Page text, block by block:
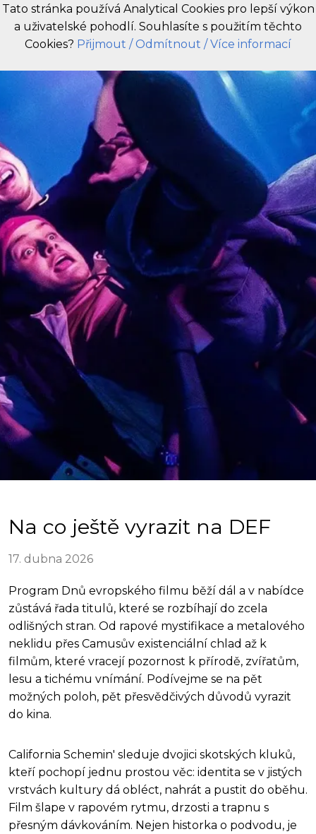
CZ
Na co ještě vyrazit na DEF
17. dubna 2026
Program Dnů evropského filmu běží dál a v nabídce
zůstává řada titulů, které se rozbíhají do zcela
odlišných stran. Od rapové mystifikace a metalového
neklidu přes Camusův existenciální chlad až k
filmům, které vracejí pozornost k přírodě, zvířatům,
lesu a tichému vnímání. Podívejme se na pět
možných poloh, pět přesvědčivých důvodů vyrazit
do kina.
California Schemin' sleduje dvojici skotských kluků,
kteří pochopí jednu prostou věc: identita se v jistých
vrstvách kultury dá obléct, nahrát a pustit do oběhu.
Film šlape v rapovém rytmu, drzosti a trapnu s
přesným dávkováním. Nejen historka o podvodu, je
Tato stránka používá Analytical Cookies pro lepší výkon
a uživatelské pohodlí. Souhlasíte s použitím těchto
Cookies? Přijmout / Odmítnout / Více informací